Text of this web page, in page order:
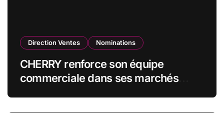
Direction Ventes Nominations
CHERRY renforce son équipe
commerciale dans ses marchés